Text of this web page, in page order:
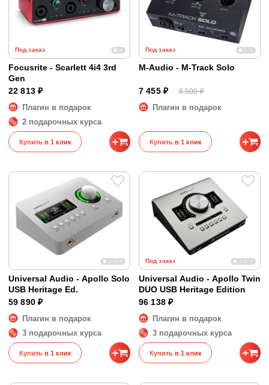
Под заказ
Focusrite - Scarlett 4i4 3rd
Gen
22 813 ₽
Плагин в подарок
2 подарочных курса
Купить в 1 клик
Под заказ
M-Audio - M-Track Solo
7 455 ₽ 8 500 ₽
Плагин в подарок
Купить в 1 клик
Universal Audio - Apollo Solo
USB Heritage Ed.
59 890 ₽
Плагин в подарок
3 подарочных курса
Купить в 1 клик
Под заказ
Universal Audio - Apollo Twin
DUO USB Heritage Edition
96 138 ₽
Плагин в подарок
3 подарочных курса
Купить в 1 клик